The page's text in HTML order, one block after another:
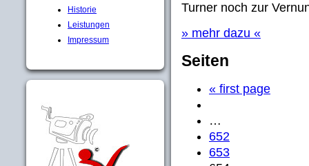
Historie
Leistungen
Impressum
Turner noch zur
» mehr dazu «
Seiten
« first page
…
652
653